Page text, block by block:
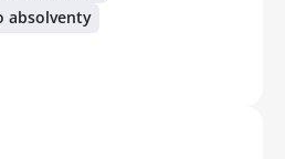
absolventy